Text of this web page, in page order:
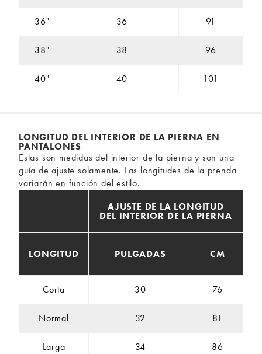
36" 36 91
38" 38 96
40" 40 101
LONGITUD DEL INTERIOR DE LA PIERNA EN
PANTALONES
Estas son medidas del interior de la pierna y son una
guía de ajuste solamente. Las longitudes de la prenda
variarán en función del estilo.
AJUSTE DE LA LONGITUD
DEL INTERIOR DE LA PIERNA
LONGITUD PULGADAS CM
Corta 30 76
Normal 32 81
Larga 34
86